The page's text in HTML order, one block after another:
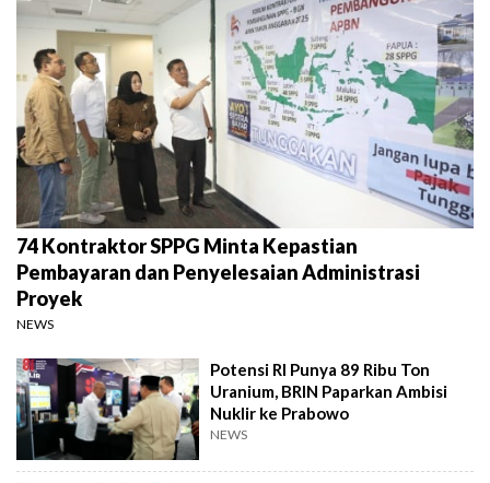
74 Kontraktor SPPG Minta Kepastian
Pembayaran dan Penyelesaian Administrasi
Proyek
NEWS
Potensi RI Punya 89 Ribu Ton
Uranium, BRIN Paparkan Ambisi
Nuklir ke Prabowo
NEWS